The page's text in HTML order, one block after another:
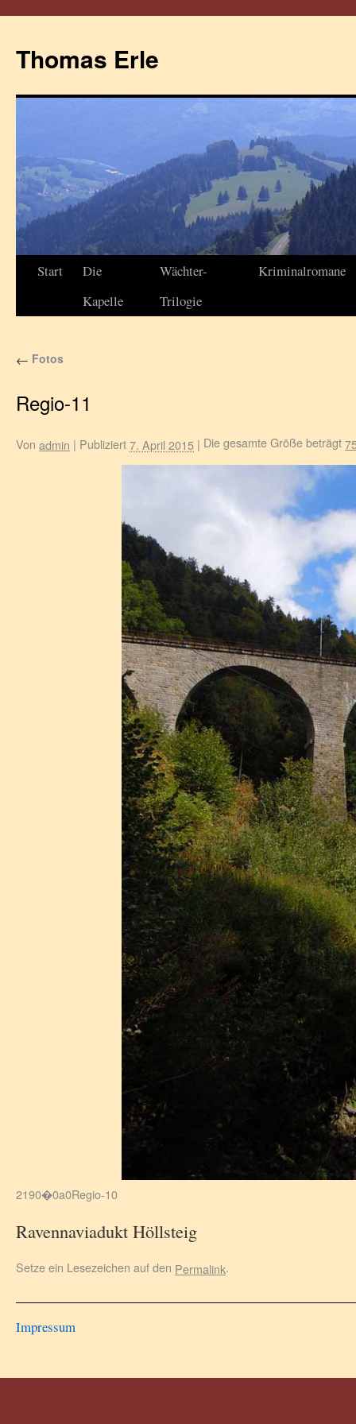
Thomas Erle
Start
Die
Kapelle
Wächter-
Trilogie
Kriminalromane
← Fotos
Regio-11
Von admin | Publiziert7. April 2015 | Die gesamte Größe beträgt
Regio-10
Ravennaviadukt Höllsteig
Setze ein Lesezeichen auf den Permalink.
Impressum